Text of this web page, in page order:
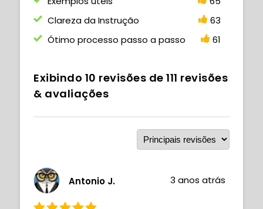
Clareza da Instrução
63
Ótimo processo passo a passo
61
Exibindo 10 revisões de 111 revisões
& avaliações
Antonio J. 3 anos atrás